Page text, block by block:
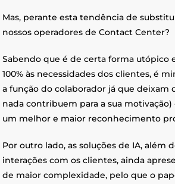
Mas, perante esta tendência de
nossos operadores de Contact Center?
Sabendo que é de certa forma utópico
100% às necessidades dos clientes, é
a função do colaborador já que deixam
nada contribuem para a sua
um melhor e maior reconhecimento
Por outro lado, as soluções de IA,
interações com os clientes, ainda
de maior complexidade, pelo que o